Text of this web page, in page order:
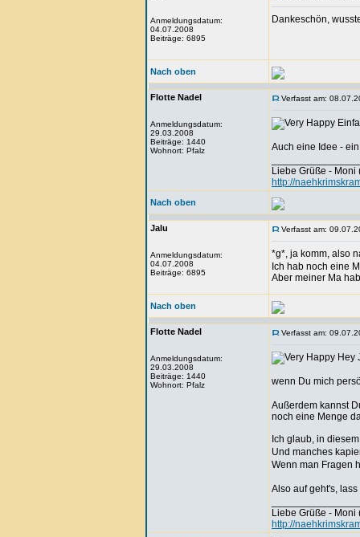
Anmeldungsdatum:
04.07.2008
Beiträge: 6895
Dankeschön,
Nach oben
Flotte Nadel
Anmeldungsdatum:
29.03.2008
Beiträge: 1440
Wohnort: Pfalz
Verfasst am:
Auch eine Idee -
Liebe Grüße - Moni
http://
Nach oben
Jalu
Anmeldungsdatum:
04.07.2008
Beiträge: 6895
Verfasst am:
*g*, ja komm, also
Ich hab noch eine
Aber meiner Ma
Nach oben
Flotte Nadel
Anmeldungsdatum:
29.03.2008
Beiträge: 1440
Wohnort: Pfalz
Verfasst am:
Hey
wenn Du mich
Außerdem kannst
noch eine Menge
Ich glaub, in
Und manches
Wenn man Fragen
Also auf geht's,
Liebe Grüße - Moni
http://